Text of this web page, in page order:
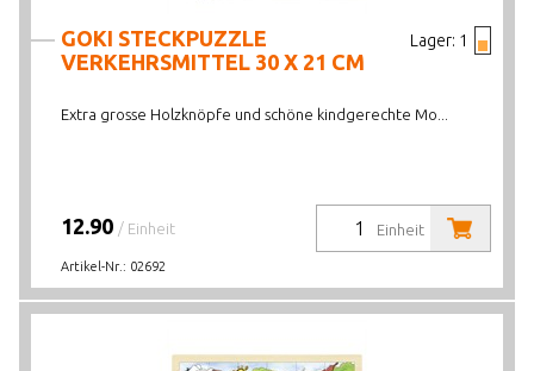
Lager: 1
GOKI STECKPUZZLE
VERKEHRSMITTEL 30 X 21 CM
Extra grosse Holzknöpfe und schöne kindgerechte Mo...
Einheit
12.90 / Einheit
Artikel-Nr.: 02692